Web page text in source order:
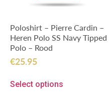
Poloshirt – Pierre Cardin –
Heren Polo SS Navy Tipped
Polo – Rood
€25.95
Select options